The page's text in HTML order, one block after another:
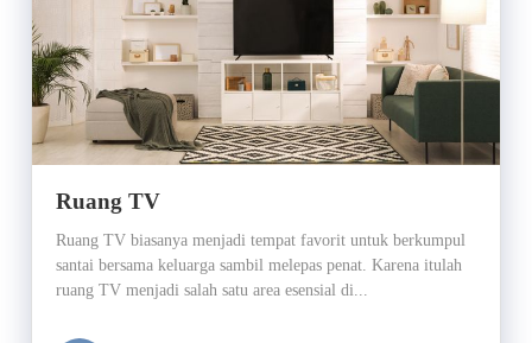
Ruang TV
Ruang TV biasanya menjadi tempat favorit untuk berkumpul
santai bersama keluarga sambil melepas penat. Karena itulah
ruang TV menjadi salah satu area esensial di...